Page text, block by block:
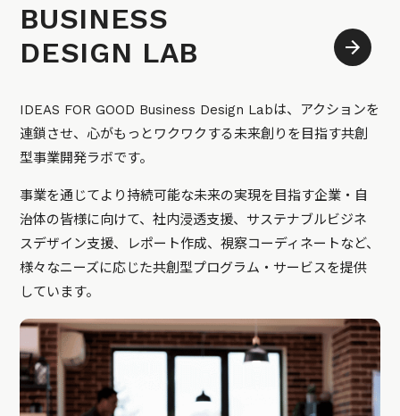
BUSINESS
DESIGN LAB
IDEAS FOR GOOD Business Design Labは、アクションを
連鎖させ、心がもっとワクワクする未来創りを目指す共創
型事業開発ラボです。
事業を通じてより持続可能な未来の実現を目指す企業・自
治体の皆様に向けて、社内浸透支援、サステナブルビジネ
スデザイン支援、レポート作成、視察コーディネートなど、
様々なニーズに応じた共創型プログラム・サービスを提供
しています。